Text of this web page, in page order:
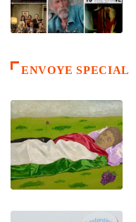
ENVOYE SPECIAL